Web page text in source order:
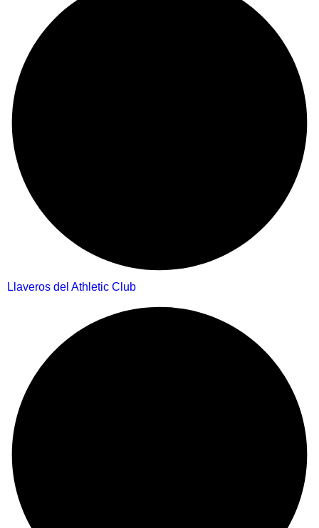
Llaveros del Athletic Club